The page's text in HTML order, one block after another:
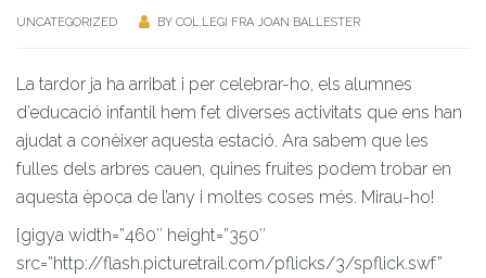
UNCATEGORIZED BY COL.LEGI FRA JOAN BALLESTER
La tardor ja ha arribat i per celebrar-ho, els alumnes
d’educació infantil hem fet diverses activitats que ens han
ajudat a conèixer aquesta estació. Ara sabem que les
fulles dels arbres cauen, quines fruites podem trobar en
aquesta època de l’any i moltes coses més. Mirau-ho!
[gigya width=”460″ height=”350″
src=”http://flash.picturetrail.com/pflicks/3/spflick.swf”